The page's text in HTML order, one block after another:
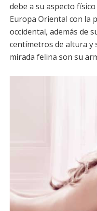
debe a su aspecto
Europa Oriental con la
occidental, además de
centímetros de altura y
mirada felina son su